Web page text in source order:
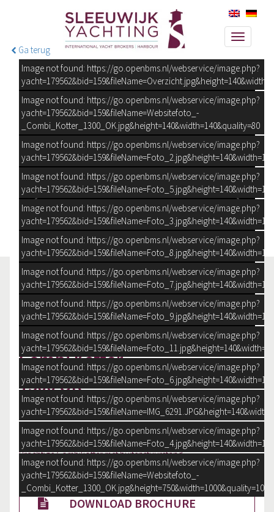
Toggle
Ga terug
– /12
Image not found: https://go.openbms.nl/webservice/image.php?
Image not found: https://go.openbms.nl/webservice/image.php?
yacht=179562&bid=159&fileName=Websitefoto_-
_Combi_Kotter_1300_OK.jpg&height=140&width=140&quality=80
Image not found: https://go.openbms.nl/webservice/image.php?
Image not found: https://go.openbms.nl/webservice/image.php?
Image not found: https://go.openbms.nl/webservice/image.php?
Image not found: https://go.openbms.nl/webservice/image.php?
Image not found: https://go.openbms.nl/webservice/image.php?
Image not found: https://go.openbms.nl/webservice/image.php?
Image not found: https://go.openbms.nl/webservice/image.php?
Image not found: https://go.openbms.nl/webservice/image.php?
Image not found: https://go.openbms.nl/webservice/image.php?
Image not found: https://go.openbms.nl/webservice/image.php?
Image not found: https://go.openbms.nl/webservice/image.php?
yacht=179562&bid=159&fileName=Websitefoto_-
_Combi_Kotter_1300_OK.jpg&height=750&width=1000&quality=100
Combi Kotter
1300 OK
verkocht
Prachtige Combikotter met buitenstuurstand
DOWNLOAD BROCHURE